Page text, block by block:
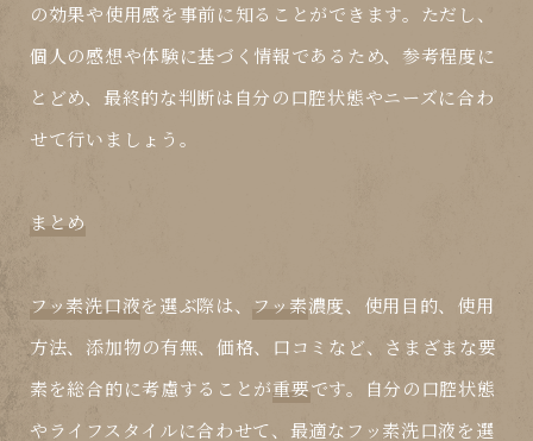
の効果や使用感を事前に知ることができます。ただし、
個人の感想や体験に基づく情報であるため、参考程度に
とどめ、最終的な判断は自分の口腔状態やニーズに合わ
せて行いましょう。
まとめ
フッ素洗口液を選ぶ際は、 フッ素濃度、使用目的、使用
方法、添加物の有無、価格、口コミなど、さまざまな要
素を総合的に考慮することが重要です。自分の口腔状態
やライフスタイルに合わせて、最適な フッ素洗口液を選